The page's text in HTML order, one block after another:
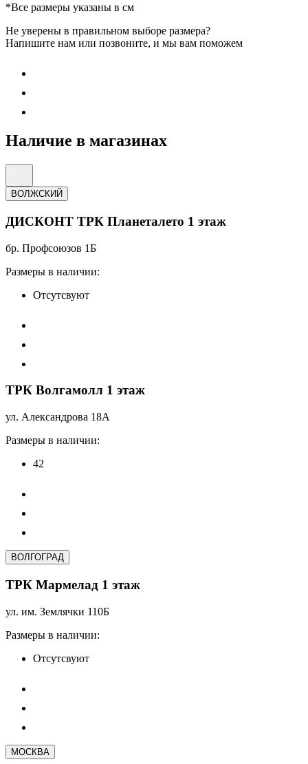
*Все размеры указаны в см
Не уверены в правильном выборе размера?
Напишите нам или позвоните, и мы вам поможем
Наличие в магазинах
ВОЛЖСКИЙ
ДИСКОНТ ТРК Планеталето 1 этаж
бр. Профсоюзов 1Б
Размеры в наличии:
Отсутсвуют
ТРК Волгамолл 1 этаж
ул. Александрова 18А
Размеры в наличии:
42
ВОЛГОГРАД
ТРК Мармелад 1 этаж
ул. им. Землячки 110Б
Размеры в наличии:
Отсутсвуют
МОСКВА